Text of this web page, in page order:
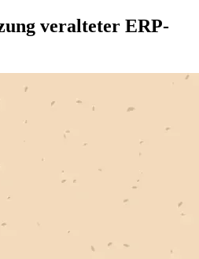
veralteter ERP-